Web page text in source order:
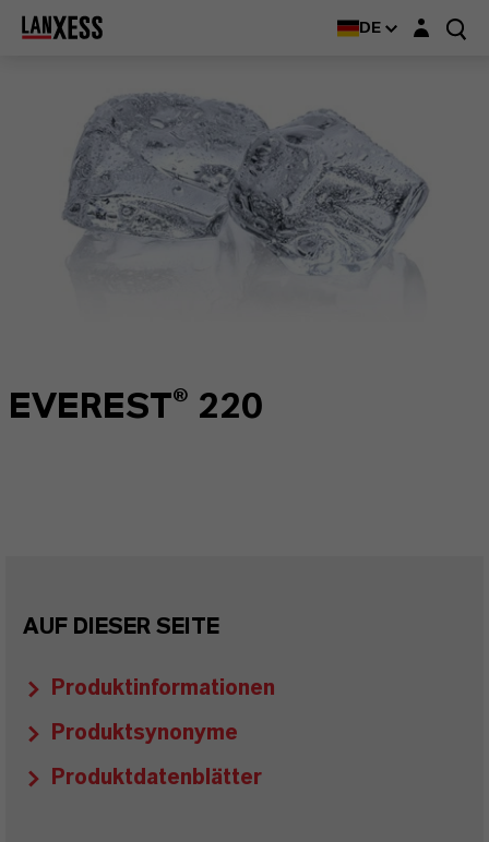
DE Login-Maske
EVEREST® 220
AUF DIESER SEITE
Produktinformationen
Produktsynonyme
Produktdatenblätter